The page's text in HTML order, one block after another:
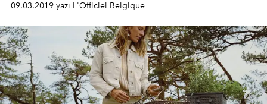
09.03.2019 yazı L'Officiel Belgique